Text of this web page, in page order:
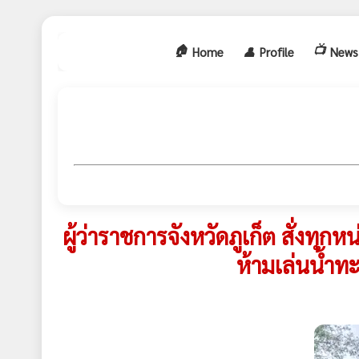
🏠 Home 👤 Profile 📺
ผู้ว่าราชการจังหวัดภูเก็ต สั่งทุก
ห้ามเล่นน้ำท